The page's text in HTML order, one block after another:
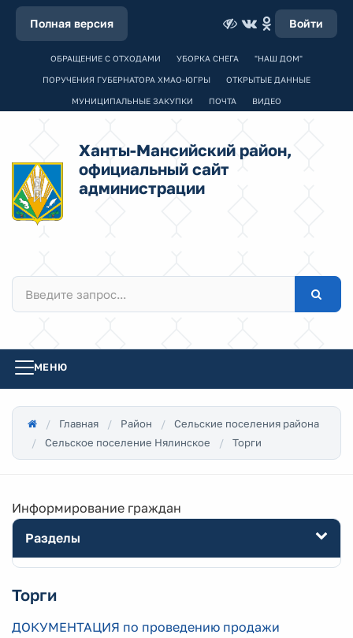
Полная версия Войти
ОБРАЩЕНИЕ С ОТХОДАМИ УБОРКА СНЕГА "НАШ ДОМ"
ПОРУЧЕНИЯ ГУБЕРНАТОРА ХМАО-ЮГРЫ ОТКРЫТЫЕ ДАННЫЕ
МУНИЦИПАЛЬНЫЕ ЗАКУПКИ ПОЧТА ВИДЕО
Ханты-Мансийский район,
официальный сайт
администрации
МЕНЮ
Главная Район
Сельские поселения района
Сельское поселение Нялинское
Торги
Информирование граждан
Разделы
Торги
ДОКУМЕНТАЦИЯ по проведению продажи